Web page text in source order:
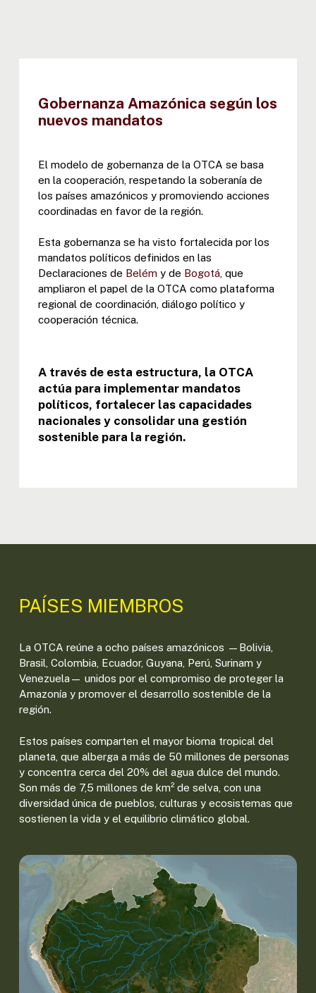
Gobernanza Amazónica según los
nuevos mandatos
El modelo de gobernanza de la OTCA se basa
en la cooperación, respetando la soberanía de
los países amazónicos y promoviendo acciones
coordinadas en favor de la región.
Esta gobernanza se ha visto fortalecida por los
mandatos políticos definidos en las
Declaraciones de Belémy de Bogotá, que
ampliaron el papel de la OTCA como plataforma
regional de coordinación, diálogo político y
cooperación técnica.
A través de esta estructura, la OTCA
actúa para implementar mandatos
políticos, fortalecer las capacidades
nacionales y consolidar una gestión
sostenible para la región.
PAÍSES MIEMBROS
La OTCA reúne a ocho países amazónicos —Bolivia,
Brasil, Colombia, Ecuador, Guyana, Perú, Surinam y
Venezuela— unidos por el compromiso de proteger la
Amazonía y promover el desarrollo sostenible de la
región.
Estos países comparten el mayor bioma tropical del
planeta, que alberga a más de 50 millones de personas
y concentra cerca del 20% del agua dulce del mundo.
Son más de 7,5 millones de km² de selva, con una
diversidad única de pueblos, culturas y ecosistemas que
sostienen la vida y el equilibrio climático global.